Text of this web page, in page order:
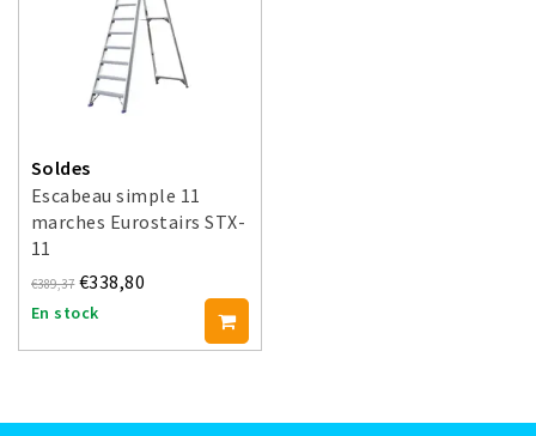
Soldes
Escabeau simple 11
marches Eurostairs STX-
11
€389,37 €338,80
En stock